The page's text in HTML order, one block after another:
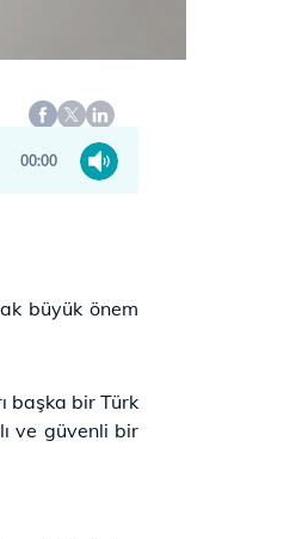
00:00
büyük önem
başka bir Türk
ve güvenli bir